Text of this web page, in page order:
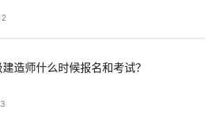
造师什么时候报名和考试？